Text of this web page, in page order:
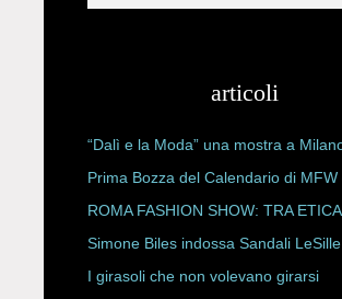
articoli
“Dalì e la Moda” una mostra a
Prima Bozza del Calendario di MFW
P/E 2027
ROMA FASHION SHOW: TRA
HAUTE COUTURE
Simone Biles indossa Sandali
ESPY Awards 2026
I girasoli che non volevano girarsi